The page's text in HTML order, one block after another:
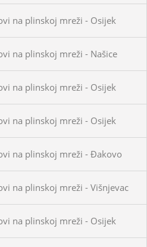
na plinskoj mreži - Osijek
na plinskoj mreži - Našice
na plinskoj mreži - Osijek
na plinskoj mreži - Osijek
na plinskoj mreži - Đakovo
na plinskoj mreži - Višnjevac
na plinskoj mreži - Osijek